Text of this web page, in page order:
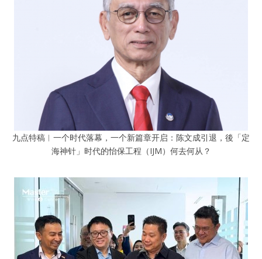
九点特稿︱一个时代落幕，一个新篇章开启：陈文成引退，後「定
海神针」时代的怡保工程（IJM）何去何从？